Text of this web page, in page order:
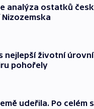
analýza ostatků
Nizozemska
nejlepší životní
pohořely
udeřila. Po